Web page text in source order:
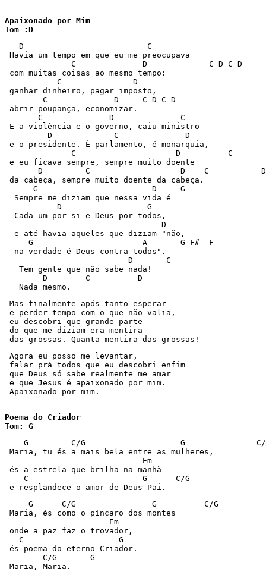
Apaixonado por Mim
Tom :D
D                          C
Havia um tempo em que eu me preocupava
              C              D             C D C D
com muitas coisas ao mesmo tempo:
           C               D
ganhar dinheiro, pagar imposto,
        C              D     C D C D
abrir poupança, economizar.
       C              D              C
E a violência e o governo, caiu ministro
         D             C              D
e o presidente. É parlamento, é monarquia,
              C                     D          C
e eu ficava sempre, sempre muito doente
D         C                   D    C
da cabeça, sempre muito doente da cabeça.
      G                        D     G
  Sempre me diziam que nessa vida é
           D                  G
  Cada um por si e Deus por todos,
                                 D
  e até havia aqueles que diziam "não,
     G                       A       G F#  F
  na verdade é Deus contra todos".
                          D       C
   Tem gente que não sabe nada!
        D        C          D
   Nada mesmo.
Mas finalmente após tanto esperar
e perder tempo com o que não valia,
eu descobri que grande parte
do que me diziam era mentira
das grossas. Quanta mentira das grossas!
Agora eu posso me levantar,
falar prá todos que eu descobri enfim
que Deus só sabe realmente me amar
e que Jesus é apaixonado por mim.
Apaixonado por mim.
Poema do Criador
Tom: G
G         C/G                    G
Maria, tu és a mais bela entre as mulheres,
                             Em
és a estrela que brilha na manhã
    C                        G      C/G
e resplandece o amor de Deus Pai.
     G      C/G                G          C/G
Maria, és como o píncaro dos montes
                      Em
onde a paz faz o trovador,
   C                    G
és poema do eterno Criador.
        C/G       G
Maria, Maria.